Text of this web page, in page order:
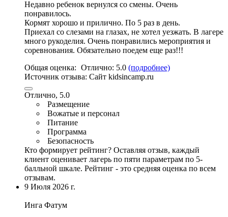
Недавно ребенок вернулся со смены. Очень
понравилось.
Кормят хорошо и прилично. По 5 раз в день.
Приехал со слезами на глазах, не хотел уезжать. В лагере
много рукоделия. Очень понравились мероприятия и
соревнования. Обязательно поедем еще раз!!!
Общая оценка: Отлично: 5.0 (подробнее)
Источник отзыва: Сайт kidsincamp.ru
Отлично, 5.0
Размещение
Вожатые и персонал
Питание
Программа
Безопасность
Кто формирует рейтинг? Оставляя отзыв, каждый
клиент оценивает лагерь по пяти параметрам по 5-
балльной шкале. Рейтинг - это средняя оценка по всем
отзывам.
9 Июля 2026 г.
Инга Фатум